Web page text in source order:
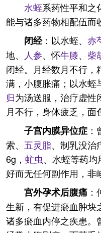
水蛭系药性平和之
能与诸多药物相配伍而
闭经：以水蛭、 赤
地、
人参、怀牛膝、 柴
闭经。月经数月不行
满，小腹胀痛；以水蛭
归为汤送服，治疗虚性
月不行，身体疲乏，面
子宫内膜异位症
索、 五灵脂、制乳没治
6g， 虻虫、水蛭等药
好而无任何副作用，非
宫外孕术后腹痛
生新，有促进瘀血肿块
诸多瘀血内停之疾患。